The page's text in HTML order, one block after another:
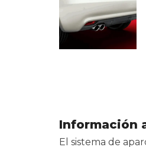
Información
El sistema de